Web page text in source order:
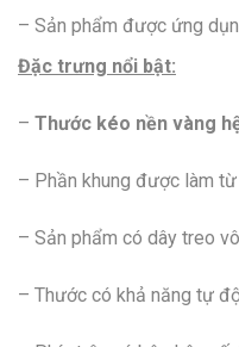
– Sản phẩm được ứng
Đặc trưng nổi bật:
– Thước kéo nền vàng
– Phần khung được làm
– Sản phẩm có dây treo
– Thước có khả năng tự